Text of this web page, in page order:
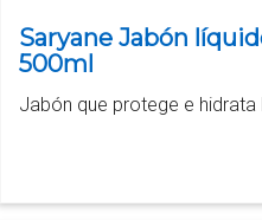
Saryane Jabón
500ml
Jabón que protege e hidrata